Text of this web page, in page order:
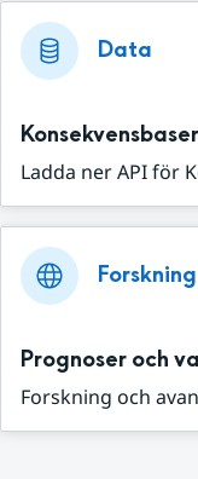
Data
Ladda ner API för
Prognoser och
Forskning och